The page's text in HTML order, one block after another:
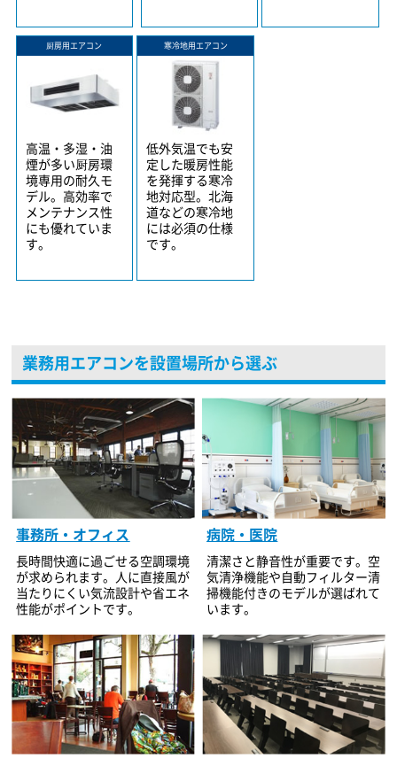
厨房用エアコン
高温・多湿・油
煙が多い厨房環
境専用の耐久モ
デル。高効率で
メンテナンス性
にも優れていま
す。
寒冷地用エアコン
低外気温でも安
定した暖房性能
を発揮する寒冷
地対応型。北海
道などの寒冷地
には必須の仕様
です。
業務用エアコンを設置場所から選ぶ
事務所・オフィス
長時間快適に過ごせる空調環境
が求められます。人に直接風が
当たりにくい気流設計や省エネ
性能がポイントです。
病院・医院
清潔さと静音性が重要です。空
気清浄機能や自動フィルター清
掃機能付きのモデルが選ばれて
います。